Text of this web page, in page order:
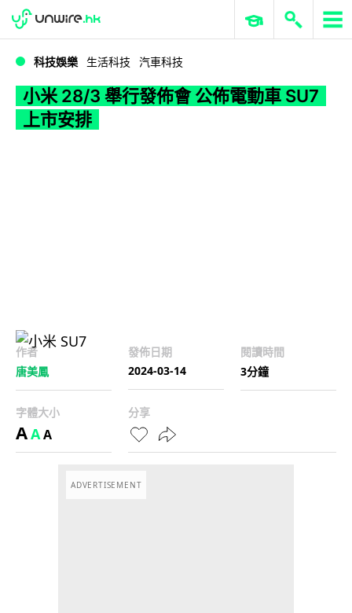
WWDC 2026 ERP 與商業 AI
科技娛樂 生活科技 汽車科技
小米 28/3 舉行發佈會 公佈電動車 SU7
上市安排
作者
唐美鳳
發佈日期
2024-03-14
閱讀時間
3分鐘
字體大小
AAA
分享
ADVERTISEMENT